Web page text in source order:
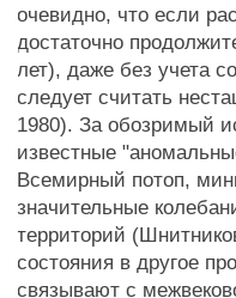
очевидно, что если
достаточно
лет), даже без учета
следует считать
1980). За обозримый
известные
Всемирный потоп,
значительные
территорий
состояния в другое
связывают с